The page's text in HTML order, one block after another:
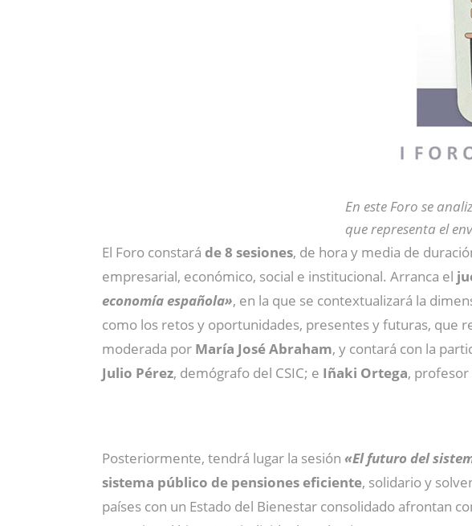
En este Foro se
que representa el
El Foro constará de 8 sesiones, de hora y media de
empresarial, económico, social e institucional. Arranca el
economía española», en la que se contextualizará la
como los retos y oportunidades, presentes y futuras, que
moderada por María José Abraham, y contará con la
Julio Pérez, demógrafo del CSIC; e Iñaki Ortega, profesor
Posteriormente, tendrá lugar la sesión «El futuro del
sistema público de pensiones eficiente, solidario y
países con un Estado del Bienestar consolidado afrontan